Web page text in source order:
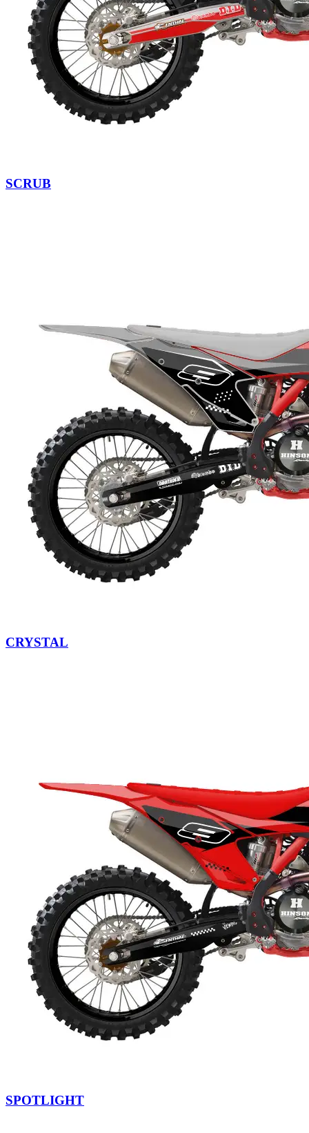
SCRUB
CRYSTAL
SPOTLIGHT